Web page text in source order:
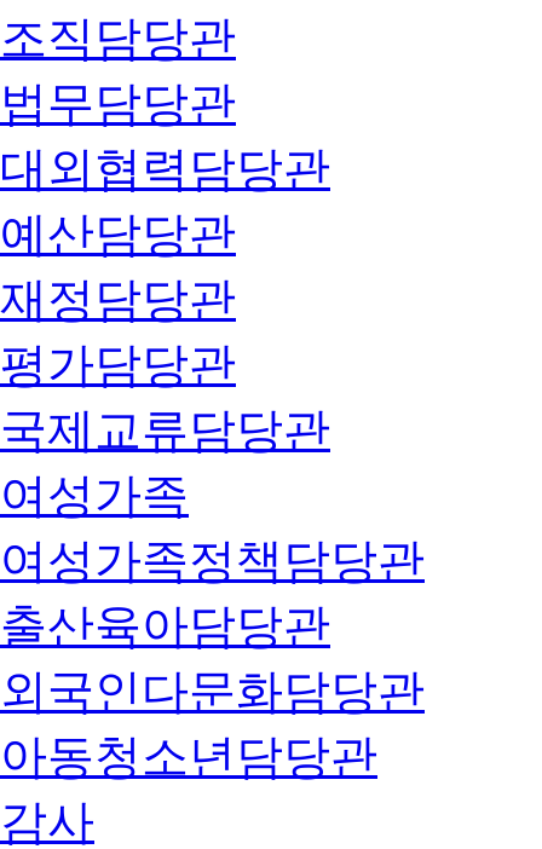
조직담당관
법무담당관
대외협력담당관
예산담당관
재정담당관
평가담당관
국제교류담당관
여성가족
여성가족정책담당관
출산육아담당관
외국인다문화담당관
아동청소년담당관
감사